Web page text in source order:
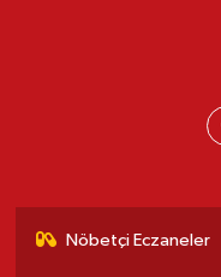
Nöbetçi Eczaneler